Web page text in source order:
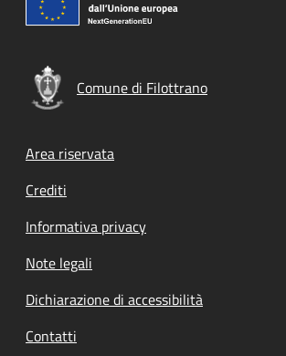
Comune di Filottrano
Footer menu
Area riservata
Crediti
Informativa privacy
Note legali
Dichiarazione di accessibilità
Contatti